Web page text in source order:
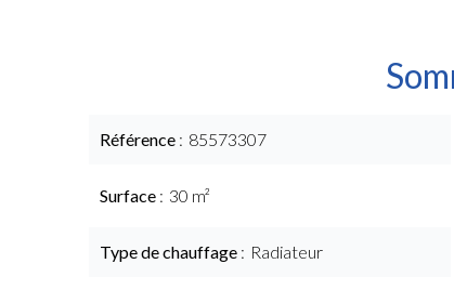
Référence 85573307
Surface 30 m²
Type de chauffage Radiateur